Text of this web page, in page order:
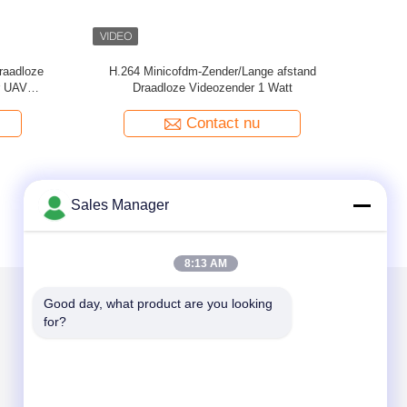
4K
De mini Draadloze Zender van COFDM HD,
Lage Latentieuav Videozender
Contact nu
Mail ons
Sales Manager
8:13 AM
Good day, what product are you looking
for?